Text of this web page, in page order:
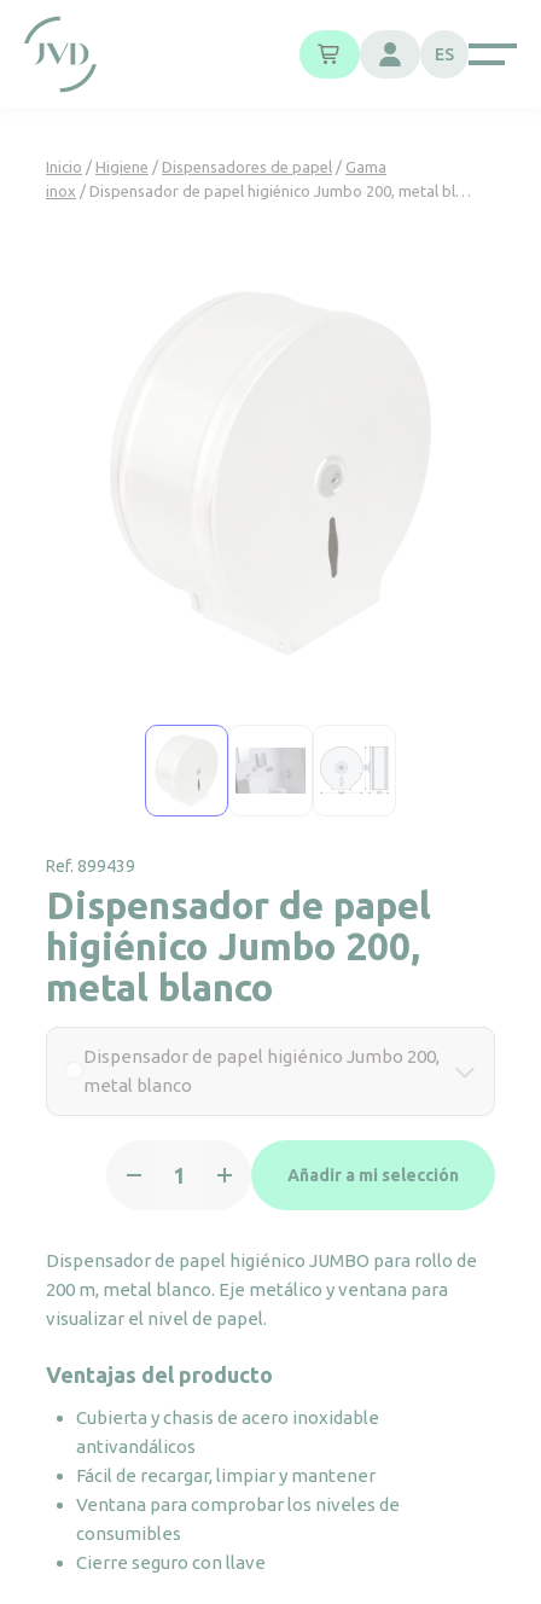
ES
Inicio / Higiene / Dispensadores de papel / Gama
inox / Dispensador de papel higiénico Jumbo 200, metal bl…
Ref. 899439
Dispensador de papel
higiénico Jumbo 200,
metal blanco
Dispensador de papel higiénico Jumbo 200,
metal blanco
Jumbo
200,
metal
cantidad
Añadir a mi selección
Dispensador de papel higiénico JUMBO para rollo de
200 m, metal blanco. Eje metálico y ventana para
visualizar el nivel de papel.
Ventajas del producto
Cubierta y chasis de acero inoxidable
antivandálicos
Fácil de recargar, limpiar y mantener
Ventana para comprobar los niveles de
consumibles
Cierre seguro con llave
Panel de gestión de cookies